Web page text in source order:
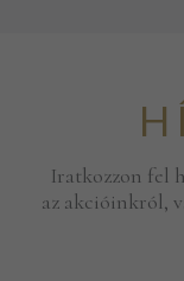
Iratkozzon fel
az akcióinkról,